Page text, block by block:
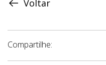
Voltar
Compartilhe: